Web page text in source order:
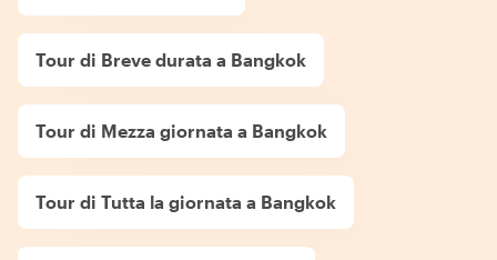
Tour di Breve durata a Bangkok
Tour di Mezza giornata a Bangkok
Tour di Tutta la giornata a Bangkok